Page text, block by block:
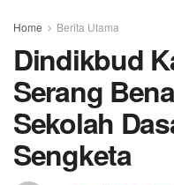
Home Berita Utama
Dindikbud
Serang
Sekolah
Sengketa